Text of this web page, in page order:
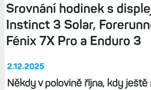
Srovnání hodinek s
Instinct 3 Solar,
Fénix 7X Pro a Enduro 3
2.12.2025
Někdy v polovině října, kdy